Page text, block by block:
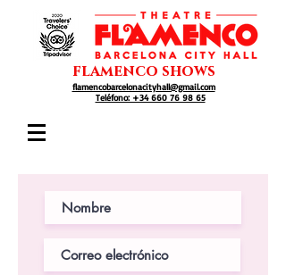
flamenco shows
flamencobarcelonacityhall@gmail.com
Teléfono: +34 660 76 98 65